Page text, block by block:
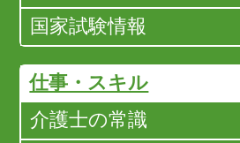
国家試験情報
仕事・スキル
介護士の常識